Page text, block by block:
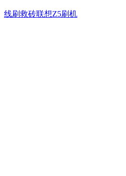
线刷救砖联想Z5刷机